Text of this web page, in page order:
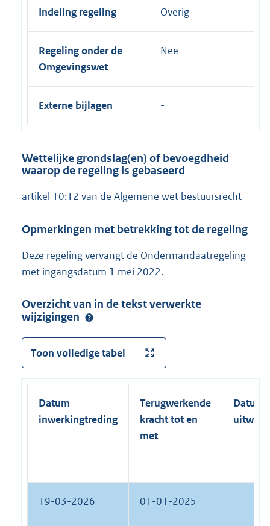
Indeling regeling Overig
Regeling onder de
Omgevingswet
Nee
Externe bijlagen
Wettelijke grondslag(en) of bevoegdheid
waarop de regeling is gebaseerd
artikel 10:12 van de Algemene wet bestuursrecht
Opmerkingen met betrekking tot de regeling
Deze regeling vervangt de Ondermandaatregeling
met ingangsdatum 1 mei 2022.
Overzicht van in de tekst verwerkte
wijzigingen
Toon volledige tabel
Datum
inwerkingtreding
Terugwerkende
kracht tot en
met
Datum
19-03-2026 01-01-2025